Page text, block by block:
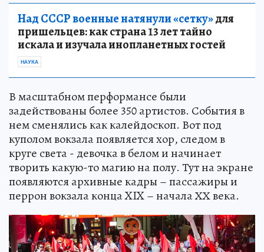
Над СССР военные натянули «сетку»для
пришельцев: как страна 13 лет тайно
искала и изучала инопланетных гостей
НАУКА
В масштабном перформансе были
задействованы более 350 артистов. События в
нем сменялись как калейдоскоп. Вот под
куполом вокзала появляется хор, следом в
круге света - девочка в белом и начинает
творить какую-то магию на полу. Тут на экране
появляются архивные кадры – пассажиры и
перрон вокзала конца XIX – начала ХХ века.